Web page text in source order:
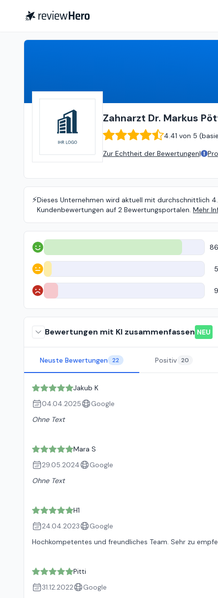
Zahnarzt Dr. Markus
4.41 von 5 (
Zur Echtheit der Bewertungen|
⚡️Dieses Unternehmen wird aktuell mit durchschnittlich
Kundenbewertungen auf 2 Bewertungsportalen. Mehr
Positiv
Neutral
Negativ
Bewertungen mit KI zusammenfassen NEU
Neuste Bewertungen 22 Positiv 20
Jakub K
04.04.2025
Google
Ohne Text
Mara S
29.05.2024
Google
Ohne Text
H1
24.04.2023
Google
Hochkompetentes und freundliches Team. Sehr zu
Pitti
31.12.2022
Google